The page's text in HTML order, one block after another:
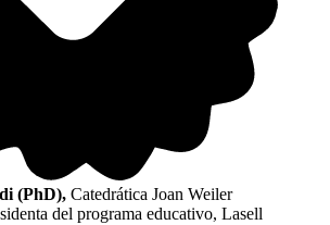
(PhD), Catedrática Joan Weiler
del programa educativo, Lasell